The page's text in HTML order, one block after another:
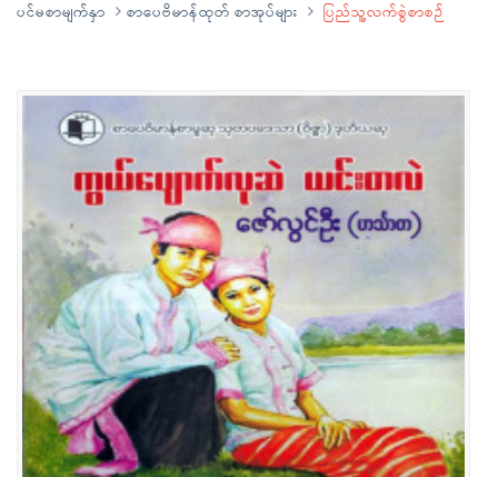
ပင်မစာမျက်နှာ စာပေဗိမာန်ထုတ် စာအုပ်များ ပြည်သူ့လက်စွဲစာစဉ်